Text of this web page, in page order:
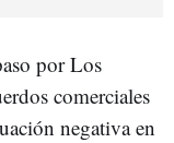
por Los
comerciales
negativa en